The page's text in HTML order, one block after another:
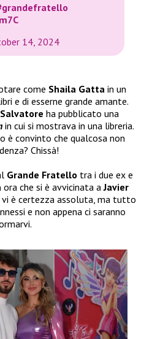
14, 2024
come Shaila Gatta in un
e di esserne grande amante.
Salvatore ha pubblicato una
in cui si mostrava in una libreria.
è convinto che qualcosa non
Chissà!
Grande Fratello tra i due ex e
ora che si è avvicinata a Javier
vi è certezza assoluta, ma tutto
e non appena ci saranno